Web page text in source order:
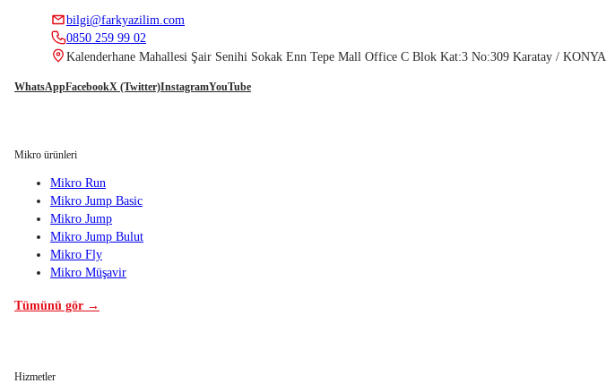
bilgi@farkyazilim.com
0850 259 99 02
Kalenderhane Mahallesi Şair Senihi Sokak Enn Tepe Mall Office C Blok Kat:3 No:309 Karatay / KONYA
WhatsAppFacebookX (Twitter)InstagramYouTube
Mikro ürünleri
Mikro Run
Mikro Jump Basic
Mikro Jump
Mikro Jump Bulut
Mikro Fly
Mikro Müşavir
Tümünü gör →
Hizmetler